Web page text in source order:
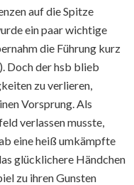
auf die Spitze
ein paar wichtige
die Führung kurz
Doch der hsb blieb
zu verlieren,
Vorsprung. Als
verlassen musste,
eine heiß umkämpfte
glücklichere Händchen
zu ihren Gunsten